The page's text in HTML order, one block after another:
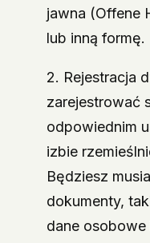
jawna (Offene
lub inną formę.
2. Rejestracja
zarejestrować
odpowiednim
izbie
Będziesz
dokumenty,
dane osobowe